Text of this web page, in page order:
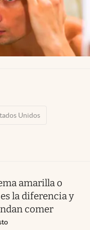
Unidos
amarilla o
la diferencia y
comer